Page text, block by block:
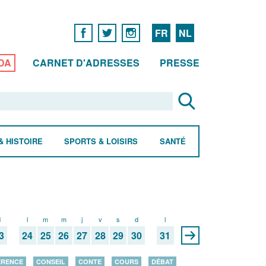
FR NL
CARNET D'ADRESSES PRESSE
HISTOIRE SPORTS & LOISIRS SANTÉ
l
24
m
25
m
26
j
27
v
28
s
29
d
30
l
31
CONSEIL CONTE COURS
DÉBAT